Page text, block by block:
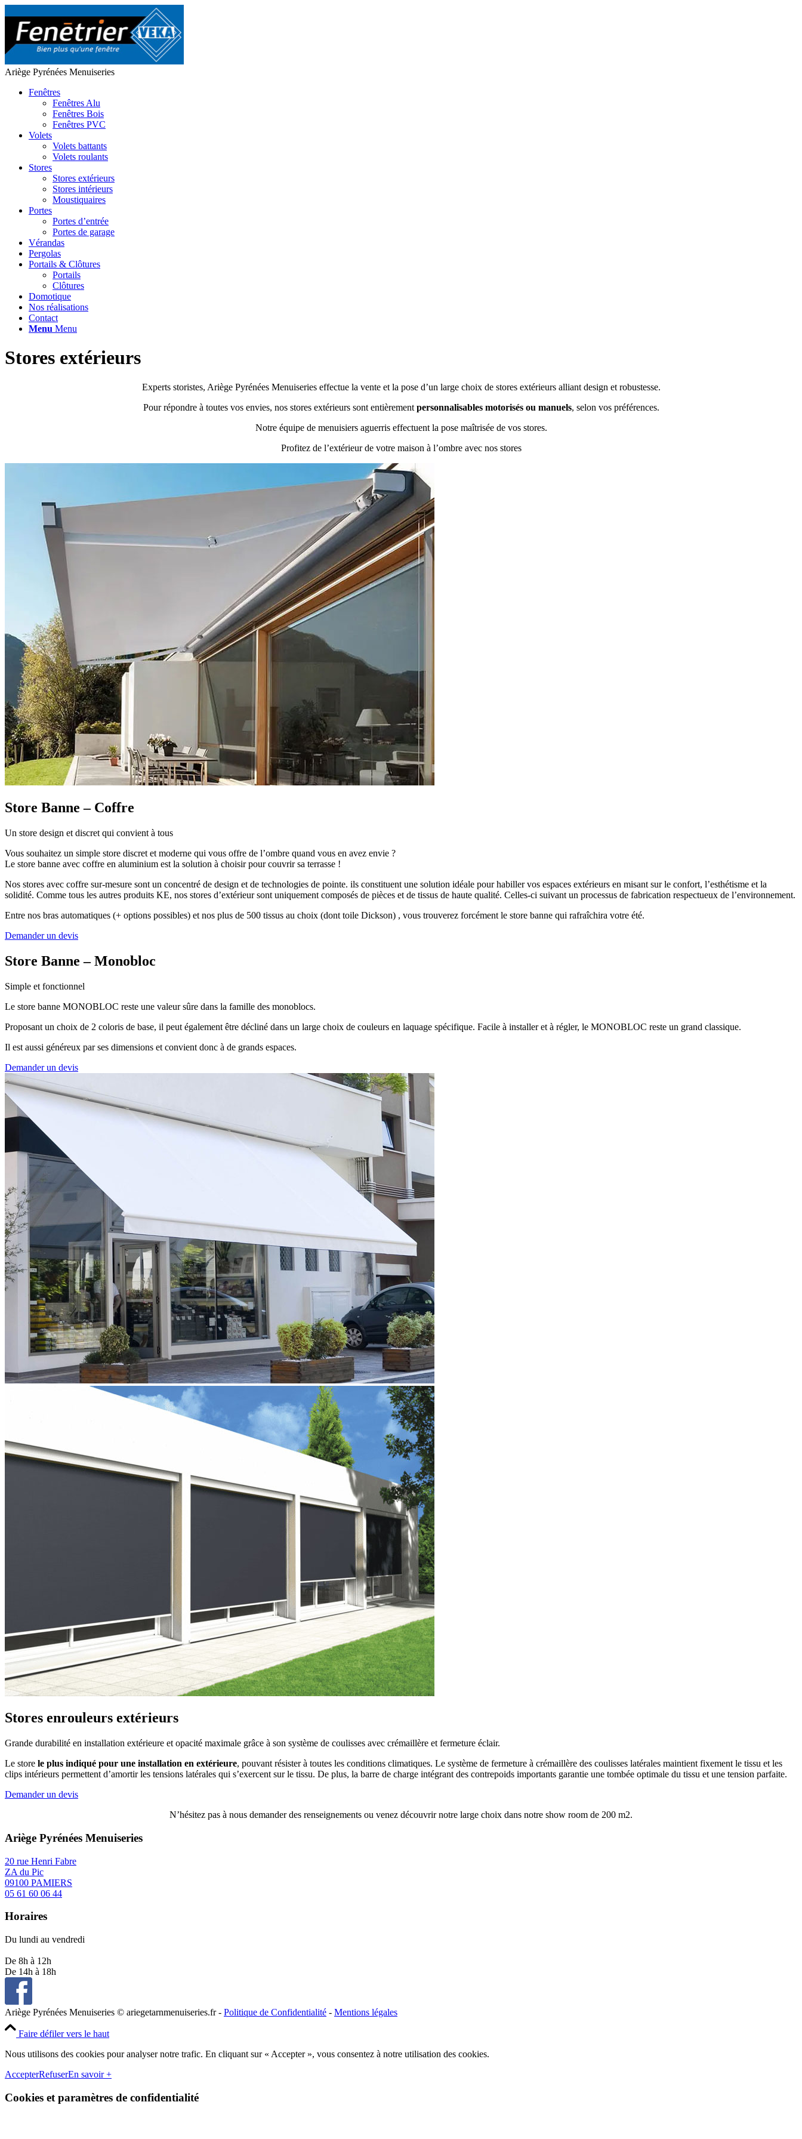
Ariège Pyrénées Menuiseries
Fenêtres
Fenêtres Alu
Fenêtres Bois
Fenêtres PVC
Volets
Volets battants
Volets roulants
Stores
Stores extérieurs
Stores intérieurs
Moustiquaires
Portes
Portes d’entrée
Portes de garage
Vérandas
Pergolas
Portails & Clôtures
Portails
Clôtures
Domotique
Nos réalisations
Contact
Menu Menu
Stores extérieurs
Experts storistes, Ariège Pyrénées Menuiseries effectue la vente et la pose d’un large choix de stores extérieurs alliant design et robustesse.
Pour répondre à toutes vos envies, nos stores extérieurs sont entièrement personnalisables motorisés ou manuels, selon vos préférences.
Notre équipe de menuisiers aguerris effectuent la pose maîtrisée de vos stores.
Profitez de l’extérieur de votre maison à l’ombre avec nos stores
Store Banne – Coffre
Un store design et discret qui convient à tous
Vous souhaitez un simple store discret et moderne qui vous offre de l’ombre quand vous en avez envie ?
Le store banne avec coffre en aluminium est la solution à choisir pour couvrir sa terrasse !
Nos stores avec coffre sur-mesure sont un concentré de design et de technologies de pointe. ils constituent une solution idéale pour habiller vos espaces extérieurs en misant sur le confort, l’esthétisme et la
solidité. Comme tous les autres produits KE, nos stores d’extérieur sont uniquement composés de pièces et de tissus de haute qualité. Celles-ci suivant un processus de fabrication respectueux de l’environnement.
Entre nos bras automatiques (+ options possibles) et nos plus de 500 tissus au choix (dont toile Dickson) , vous trouverez forcément le store banne qui rafraîchira votre été.
Demander un devis
Store Banne – Monobloc
Simple et fonctionnel
Le store banne MONOBLOC reste une valeur sûre dans la famille des monoblocs.
Proposant un choix de 2 coloris de base, il peut également être décliné dans un large choix de couleurs en laquage spécifique. Facile à installer et à régler, le MONOBLOC reste un grand classique.
Il est aussi généreux par ses dimensions et convient donc à de grands espaces.
Demander un devis
Stores enrouleurs extérieurs
Grande durabilité en installation extérieure et opacité maximale grâce à son système de coulisses avec crémaillère et fermeture éclair.
Le store le plus indiqué pour une installation en extérieure, pouvant résister à toutes les conditions climatiques. Le système de fermeture à crémaillère des coulisses latérales maintient fixement le tissu et les
clips intérieurs permettent d’amortir les tensions latérales qui s’exercent sur le tissu. De plus, la barre de charge intégrant des contrepoids importants garantie une tombée optimale du tissu et une tension parfaite.
Demander un devis
N’hésitez pas à nous demander des renseignements ou venez découvrir notre large choix dans notre show room de 200 m2.
Ariège Pyrénées Menuiseries
20 rue Henri Fabre
ZA du Pic
09100 PAMIERS
05 61 60 06 44
Horaires
Du lundi au vendredi
De 8h à 12h
De 14h à 18h
Ariège Pyrénées Menuiseries © ariegetarnmenuiseries.fr - Politique de Confidentialité - Mentions légales
Faire défiler vers le haut
Nous utilisons des cookies pour analyser notre trafic. En cliquant sur « Accepter », vous consentez à notre utilisation des cookies.
AccepterRefuserEn savoir +
Cookies et paramètres de confidentialité